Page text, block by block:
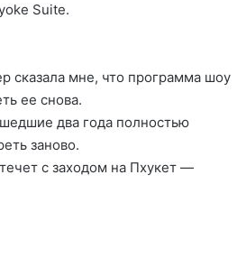
Suite.
сказала мне, что программа шоу
ее снова.
два года полностью
заново.
с заходом на Пхукет —